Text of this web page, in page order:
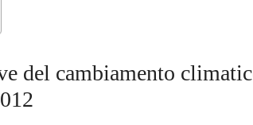
del cambiamento